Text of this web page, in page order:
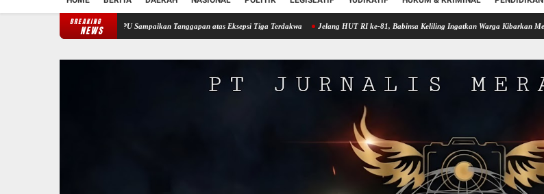
BREAKING
NEWS
PT Semen Baturaja, JPU Sampaikan Tanggapan atas Eksepsi Tiga Terdakwa Jelang HUT RI ke-81, Babinsa Keliling Ingatkan Warga Kibarkan Merah Putih